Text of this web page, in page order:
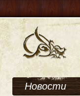
Новости